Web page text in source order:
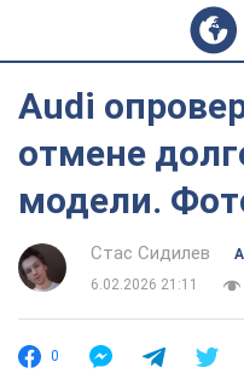
Audi
отмене
модели.
Стас Сидилев
6.02.2026 21:11
0